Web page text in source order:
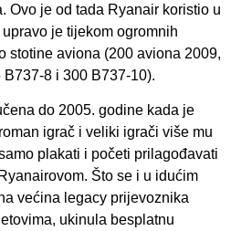
Ovo je od tada Ryanair koristio u
je tijekom ogromnih
stotine aviona (200 aviona 2009,
8 i 300 B737-10).
do 2005. godine kada je
igrač i veliki igrači više mu
plakati i početi prilagođavati
Što se i u idućim
većina legacy prijevoznika
ukinula besplatnu